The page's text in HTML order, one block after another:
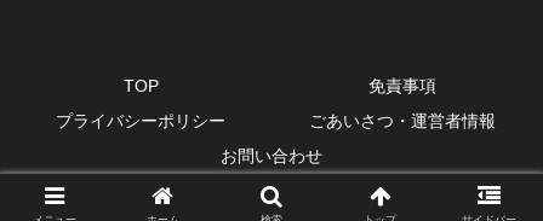
TOP
免責事項
プライバシーポリシー
ごあいさつ・運営者情報
お問い合わせ
© 2020 ヨキカナ.